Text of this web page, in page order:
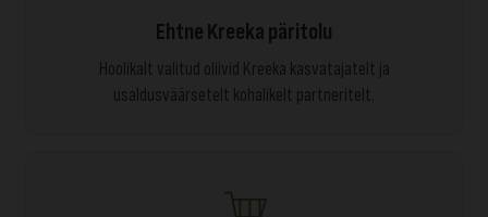
Ehtne Kreeka päritolu
Hoolikalt valitud oliivid Kreeka kasvatajatelt ja
usaldusväärsetelt kohalikelt partneritelt.